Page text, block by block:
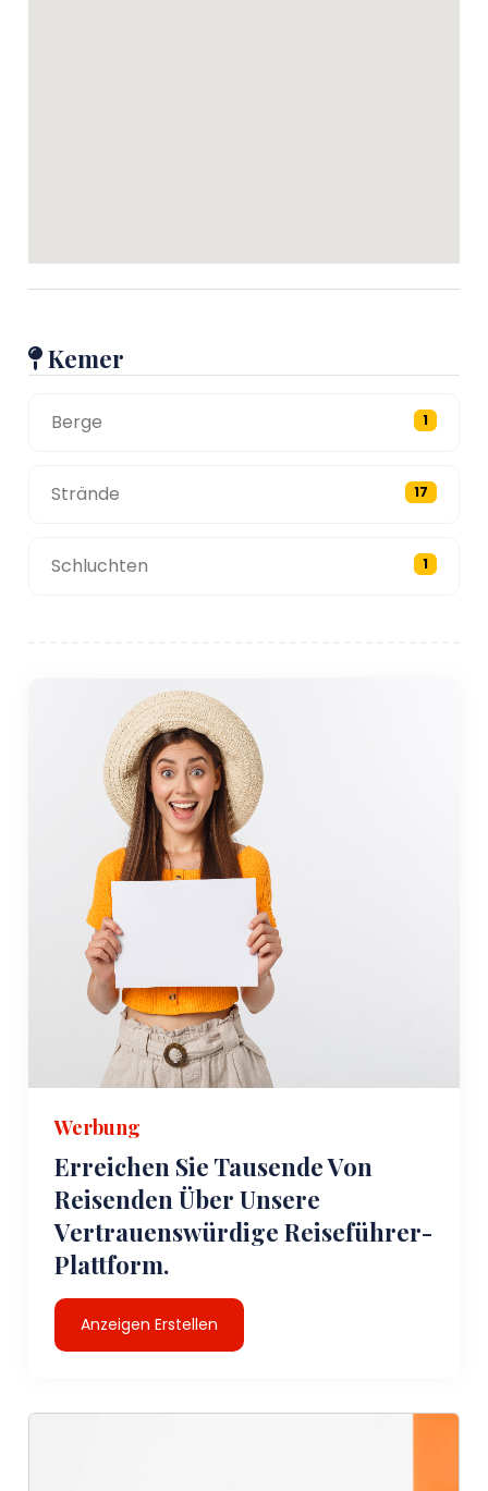
Kemer
Berge 1
Strände 17
Schluchten 1
Werbung
Erreichen Sie Tausende Von
Reisenden Über Unsere
Vertrauenswürdige Reiseführer-
Plattform.
Anzeigen Erstellen